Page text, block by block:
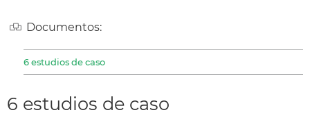
Documentos:
6 estudios de caso
6 estudios de caso